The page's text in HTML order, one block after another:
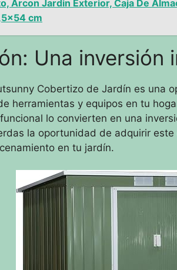
Arcon Jardin Exterior, Caja De
cm
Una inversión
Cobertizo de Jardín es una
herramientas y equipos en tu
lo convierten en una
la oportunidad de adquirir
en tu jardín.